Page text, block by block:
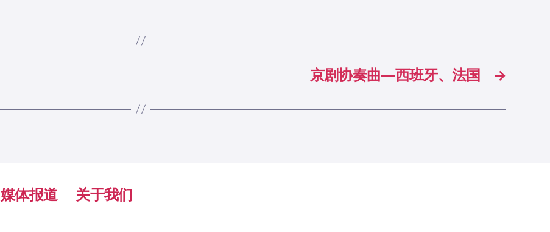
→
京剧协奏曲—西班牙、法国
媒体报道 关于我们